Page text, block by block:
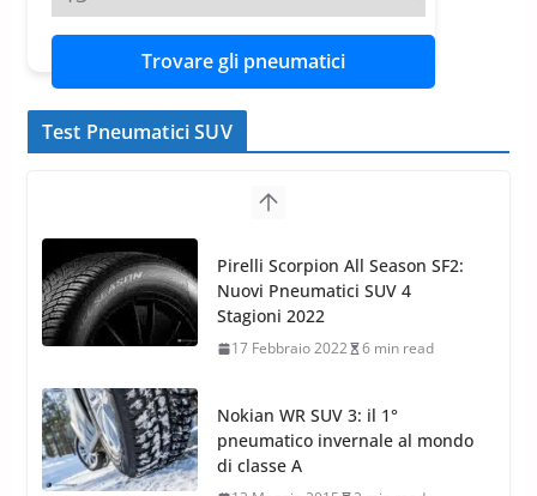
Trovare gli pneumatici
Test Pneumatici SUV
Nokian WR SUV 3: il 1°
pneumatico invernale al mondo
di classe A
13 Maggio 2015 2 min read
Nokian WR SUV 3: nuovi
Pneumatici Invernali HP per
condizioni invernali difficili